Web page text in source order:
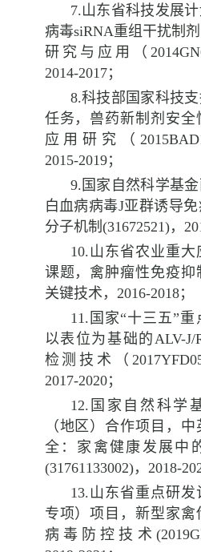
7.山东省科技发展
病毒siRNA重组干扰制
研究与应用（
2014-2017；
8.科技部国家科技
任务，兽药新制剂安全
应用研究（
2015-2019；
9. 国家自然科学基
白血病病毒J亚群诱导
分子机制 (31672521)，
10. 山东省农业重
课题，禽肿瘤性免疫抑
关键技术， 2016-2018；
11. 国家“十三五”重
以表位为基础的ALV-J/
检测技术（
2017-2020；
12. 国家自然科学
（地区）合作项目，
全：家禽健康发展中
(31761133002)， 2018-
13. 山东省重点研发
专项）项目，新型家禽
病毒防控技术